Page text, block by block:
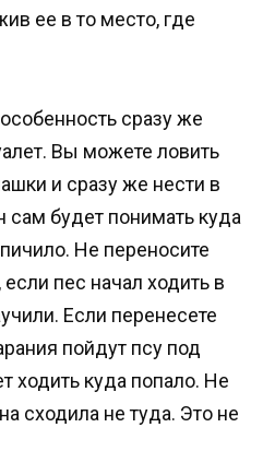
ее в то место, где
сразу же
Вы можете ловить
и сразу же нести в
сам будет понимать куда
Не переносите
пес начал ходить в
Если перенесете
пойдут псу под
ходить куда попало. Не
сходила не туда. Это не